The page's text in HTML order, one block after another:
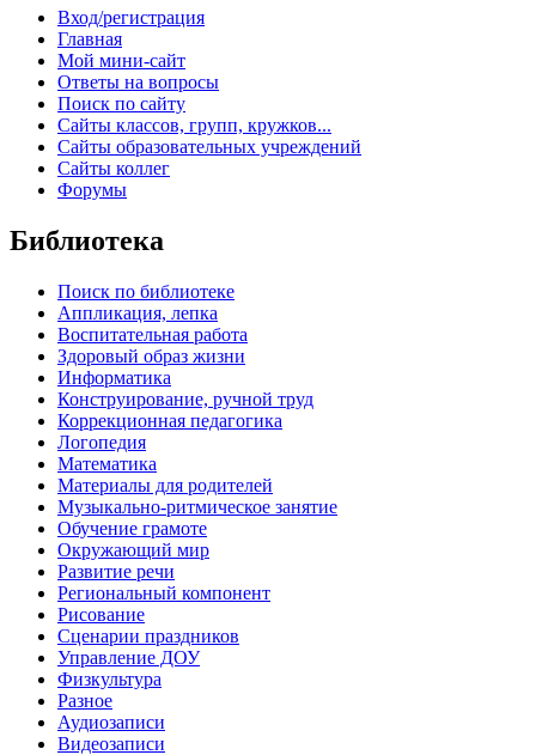
Вход/регистрация
Главная
Мой мини-сайт
Ответы на вопросы
Поиск по сайту
Сайты классов, групп, кружков...
Сайты образовательных учреждений
Сайты коллег
Форумы
Библиотека
Поиск по библиотеке
Аппликация, лепка
Воспитательная работа
Здоровый образ жизни
Информатика
Конструирование, ручной труд
Коррекционная педагогика
Логопедия
Математика
Материалы для родителей
Музыкально-ритмическое занятие
Обучение грамоте
Окружающий мир
Развитие речи
Региональный компонент
Рисование
Сценарии праздников
Управление ДОУ
Физкультура
Разное
Аудиозаписи
Видеозаписи